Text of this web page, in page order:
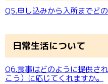
Q5.申し込みから入所までど
日常生活について
Q6.食事はどのように提供さ
こう）に応じてくれますか。